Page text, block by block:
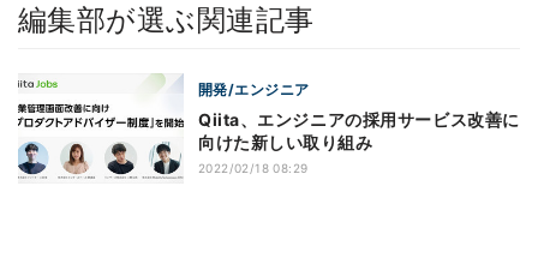
編集部が選ぶ関連記事
開発/エンジニア
Qiita、エンジニアの採用サービス改善に
向けた新しい取り組み
2022/02/18 08:29